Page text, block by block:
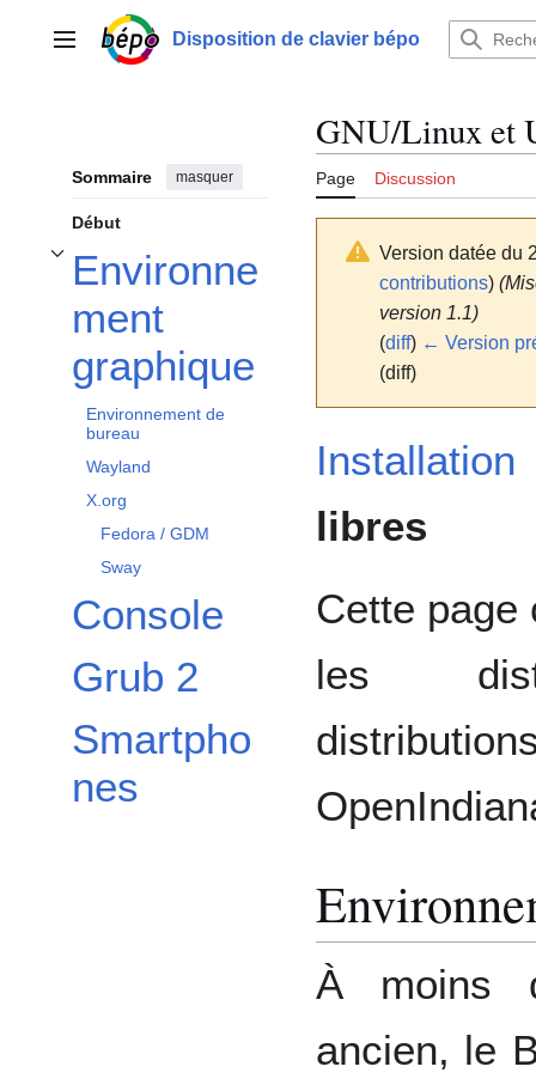
contenuMenu principalDisposition de clavier bépo
Sommaire masquer
Début
Environne
ment
graphique
Afficher / masquer la sous-section Environnement graphique
Environnement de
bureau
Wayland
X.org
Fedora / GDM
Sway
Console
Grub 2
Smartpho
nes
GNU/Linux et
Page Discussion
Version datée du
contributions)
version 1.1)
(diff) ← Version
(diff)
Installation
libres
Cette page
les
À moins
ancien, le